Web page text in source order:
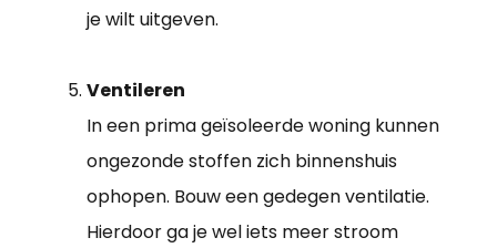
je wilt uitgeven.
Ventileren
In een prima geïsoleerde woning kunnen
ongezonde stoffen zich binnenshuis
ophopen. Bouw een gedegen ventilatie.
Hierdoor ga je wel iets meer stroom